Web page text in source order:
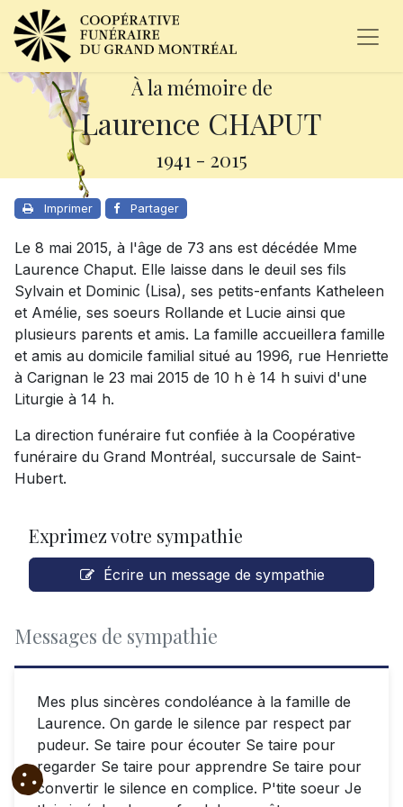
À la mémoire de
Laurence CHAPUT
1941 - 2015
Imprimer Partager
Le 8 mai 2015, à l'âge de 73 ans est décédée Mme
Laurence Chaput. Elle laisse dans le deuil ses fils
Sylvain et Dominic (Lisa), ses petits-enfants Katheleen
et Amélie, ses soeurs Rollande et Lucie ainsi que
plusieurs parents et amis. La famille accueillera famille
et amis au domicile familial situé au 1996, rue Henriette
à Carignan le 23 mai 2015 de 10 h è 14 h suivi d'une
Liturgie à 14 h.
La direction funéraire fut confiée à la Coopérative
funéraire du Grand Montréal, succursale de Saint-
Hubert.
Exprimez votre sympathie
Écrire un message de sympathie
Messages de sympathie
Mes plus sincères condoléance à la famille de
Laurence. On garde le silence par respect par
pudeur. Se taire pour écouter Se taire pour
regarder Se taire pour apprendre Se taire pour
convertir le silence en complice. P'tite soeur Je